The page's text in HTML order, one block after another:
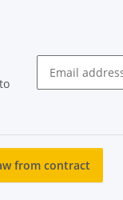
from contract